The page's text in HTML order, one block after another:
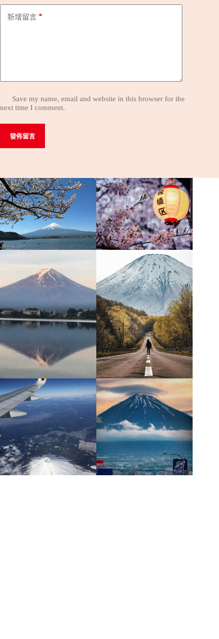
新增留言 *
Save my name, email and website in this browser for the
next time I comment.
發佈留言